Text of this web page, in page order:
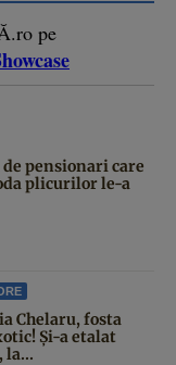
pe
pensionari care
plicurilor le-a
Chelaru, fosta
Și-a etalat
la...